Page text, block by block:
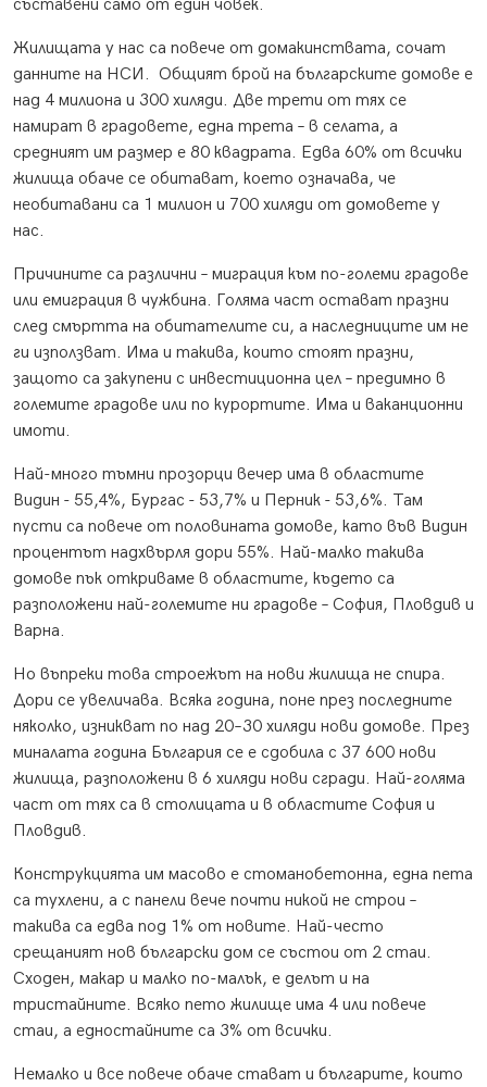
съставени само от един човек.
Жилищата у нас са повече от домакинствата, сочат
данните на НСИ. Общият брой на българските домове е
над 4 милиона и 300 хиляди. Две трети от тях се
намират в градовете, една трета – в селата, а
средният им размер е 80 квадрата. Едва 60% от всички
жилища обаче се обитават, което означава, че
необитавани са 1 милион и 700 хиляди от домовете у
нас.
Причините са различни – миграция към по-големи градове
или емиграция в чужбина. Голяма част остават празни
след смъртта на обитателите си, а наследниците им не
ги използват. Има и такива, които стоят празни,
защото са закупени с инвестиционна цел – предимно в
големите градове или по курортите. Има и ваканционни
имоти.
Най-много тъмни прозорци вечер има в областите
Видин - 55,4%, Бургас - 53,7% и Перник - 53,6%. Там
пусти са повече от половината домове, като във Видин
процентът надхвърля дори 55%. Най-малко такива
домове пък откриваме в областите, където са
разположени най-големите ни градове – София, Пловдив и
Варна.
Но въпреки това строежът на нови жилища не спира.
Дори се увеличава. Всяка година, поне през последните
няколко, изникват по над 20–30 хиляди нови домове. През
миналата година България се е сдобила с 37 600 нови
жилища, разположени в 6 хиляди нови сгради. Най-голяма
част от тях са в столицата и в областите София и
Пловдив.
Конструкцията им масово е стоманобетонна, една пета
са тухлени, а с панели вече почти никой не строи –
такива са едва под 1% от новите. Най-често
срещаният нов български дом се състои от 2 стаи.
Сходен, макар и малко по-малък, е делът и на
тристайните. Всяко пето жилище има 4 или повече
стаи, а едностайните са 3% от всички.
Немалко и все повече обаче стават и българите, които